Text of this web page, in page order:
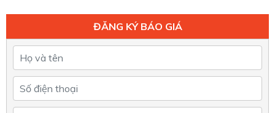
ĐĂNG KÝ BÁO GIÁ